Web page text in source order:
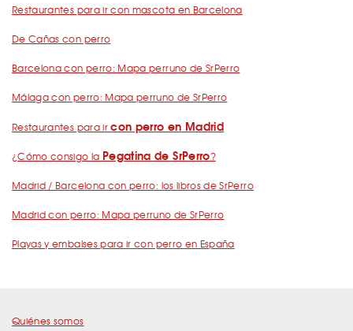
Restaurantes para ir con mascota en Barcelona
De Cañas con perro
Barcelona con perro: Mapa perruno de SrPerro
Málaga con perro: Mapa perruno de SrPerro
Restaurantes para ircon perro en Madrid
¿Cómo consigo la Pegatina de SrPerro?
Madrid / Barcelona con perro: los libros de SrPerro
Madrid con perro: Mapa perruno de SrPerro
Playas y embalses para ir con perro en España
Quiénes somos